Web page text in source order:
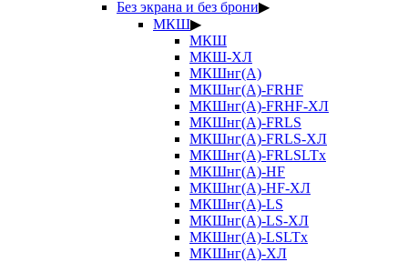
Без экрана и без брони▶
МКШ▶
МКШ
МКШ-ХЛ
МКШнг(А)
МКШнг(А)-FRHF
МКШнг(А)-FRHF-ХЛ
МКШнг(А)-FRLS
МКШнг(А)-FRLS-ХЛ
МКШнг(А)-FRLSLTx
МКШнг(А)-HF
МКШнг(А)-HF-ХЛ
МКШнг(А)-LS
МКШнг(А)-LS-ХЛ
МКШнг(А)-LSLTx
МКШнг(А)-ХЛ